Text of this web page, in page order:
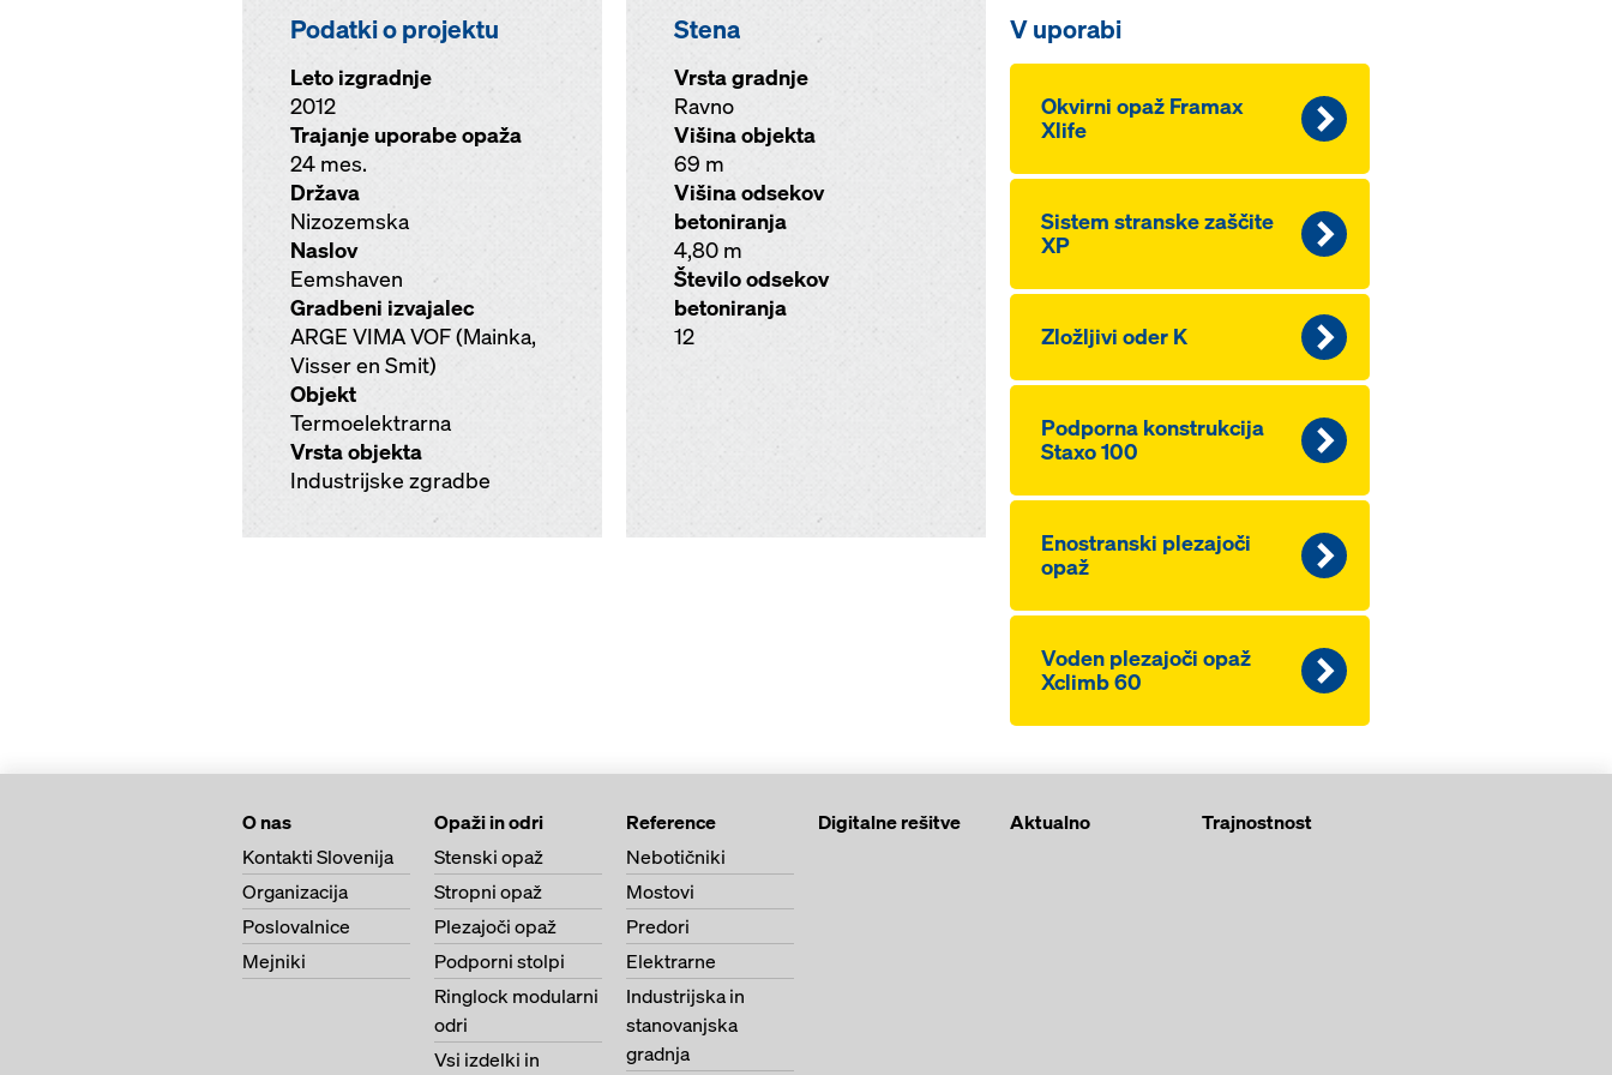
Podatki o projektu
Leto izgradnje
2012
Trajanje uporabe opaža
24 mes.
Država
Nizozemska
Naslov
Eemshaven
Gradbeni izvajalec
ARGE VIMA VOF (Mainka,
Visser en Smit)
Objekt
Termoelektrarna
Vrsta objekta
Industrijske zgradbe
Stena
Vrsta gradnje
Ravno
Višina objekta
69 m
Višina odsekov
betoniranja
4,80 m
Število odsekov
betoniranja
12
V uporabi
Okvirni opaž Framax
Xlife
Sistem stranske zaščite
XP
Zložljivi oder K
Podporna konstrukcija
Staxo 100
Enostranski plezajoči
opaž
Voden plezajoči opaž
Xclimb 60
O nas
Kontakti Slovenija
Organizacija
Poslovalnice
Mejniki
Opaži in odri
Stenski opaž
Stropni opaž
Plezajoči opaž
Podporni stolpi
Ringlock modularni
odri
Vsi izdelki in
Reference
Nebotičniki
Mostovi
Predori
Elektrarne
Industrijska in
stanovanjska
gradnja
Digitalne rešitve Aktualno Trajnostnost